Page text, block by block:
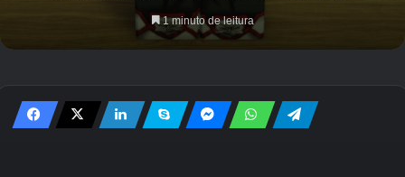
1 minuto de leitura